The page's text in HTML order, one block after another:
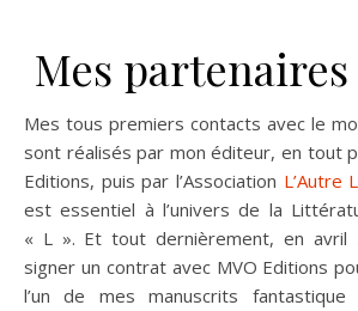
Mes partenaires
Mes tous premiers contacts avec le monde de l’édition se
sont réalisés par mon éditeur, en tout
Editions, puis par l’Association L’Autre
est essentiel à l’univers de la
« L ». Et tout dernièrement, en avril
signer un contrat avec MVO Editions
l’un de mes manuscrits